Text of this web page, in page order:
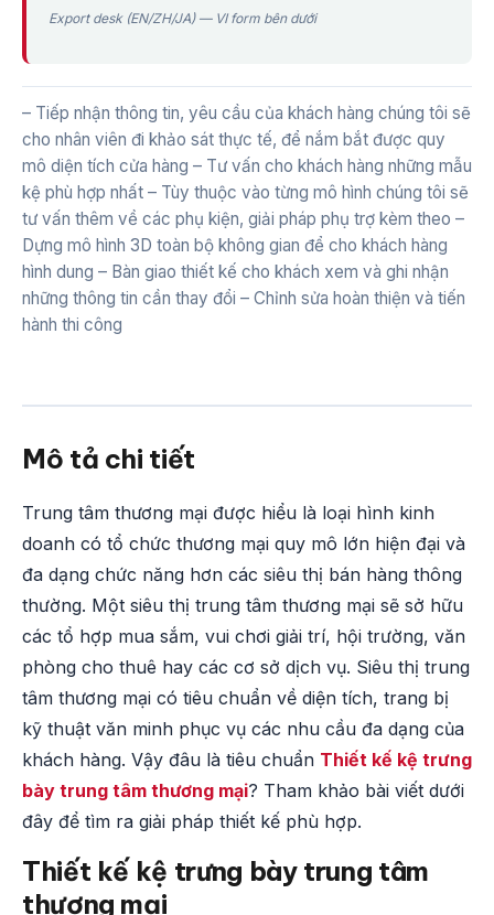
Export desk (EN/ZH/JA) — VI form bên dưới
– Tiếp nhận thông tin, yêu cầu của khách hàng chúng tôi sẽ
cho nhân viên đi khảo sát thực tế, để nắm bắt được quy
mô diện tích cửa hàng – Tư vấn cho khách hàng những mẫu
kệ phù hợp nhất – Tùy thuộc vào từng mô hình chúng tôi sẽ
tư vấn thêm về các phụ kiện, giải pháp phụ trợ kèm theo –
Dựng mô hình 3D toàn bộ không gian để cho khách hàng
hình dung – Bàn giao thiết kế cho khách xem và ghi nhận
những thông tin cần thay đổi – Chỉnh sửa hoàn thiện và tiến
hành thi công
Mô tả chi tiết
Trung tâm thương mại được hiểu là loại hình kinh
doanh có tổ chức thương mại quy mô lớn hiện đại và
đa dạng chức năng hơn các siêu thị bán hàng thông
thường. Một siêu thị trung tâm thương mại sẽ sở hữu
các tổ hợp mua sắm, vui chơi giải trí, hội trường, văn
phòng cho thuê hay các cơ sở dịch vụ. Siêu thị trung
tâm thương mại có tiêu chuẩn về diện tích, trang bị
kỹ thuật văn minh phục vụ các nhu cầu đa dạng của
khách hàng. Vậy đâu là tiêu chuẩn Thiết kế kệ trưng
bày trung tâm thương mại? Tham khảo bài viết dưới
đây để tìm ra giải pháp thiết kế phù hợp.
Thiết kế kệ trưng bày trung tâm
thương mại